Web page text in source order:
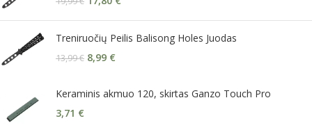
Treniruočių Peilis Balisong Holes Juodas
13,99€ 8,99 €
Keraminis akmuo 120, skirtas Ganzo Touch Pro
3,71 €